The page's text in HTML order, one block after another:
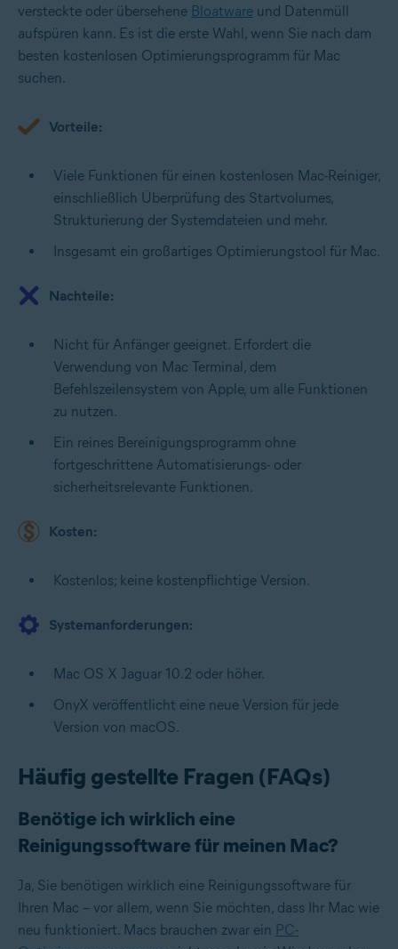
versteckte oder übersehene Bloatware und Datenmüll
aufspüren kann. Es ist die erste Wahl, wenn Sie nach dam
besten kostenlosen Optimierungsprogramm für Mac
suchen.
Vorteile:
Viele Funktionen für einen kostenlosen Mac-Reiniger,
einschließlich Überprüfung des Startvolumes,
Strukturierung der Systemdateien und mehr.
Insgesamt ein großartiges Optimierungstool für Mac.
Nachteile:
Nicht für Anfänger geeignet. Erfordert die
Verwendung von Mac Terminal, dem
Befehlszeilensystem von Apple, um alle Funktionen
zu nutzen.
Ein reines Bereinigungsprogramm ohne
fortgeschrittene Automatisierungs- oder
sicherheitsrelevante Funktionen.
Kosten:
Kostenlos; keine kostenpflichtige Version.
Systemanforderungen:
Mac OS X Jaguar 10.2 oder höher.
OnyX veröffentlicht eine neue Version für jede
Version von macOS.
Häufig gestellte Fragen (FAQs)
Benötige ich wirklich eine
Reinigungssoftware für meinen Mac?
Ja, Sie benötigen wirklich eine Reinigungssoftware für
Ihren Mac – vor allem, wenn Sie möchten, dass Ihr Mac wie
neu funktioniert. Macs brauchen zwar ein PC-